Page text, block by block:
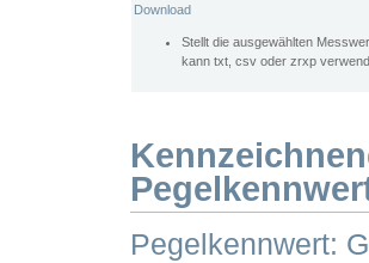
Download
Stellt die ausgewählten
kann txt, csv oder zrxp
Pegelkennwert: